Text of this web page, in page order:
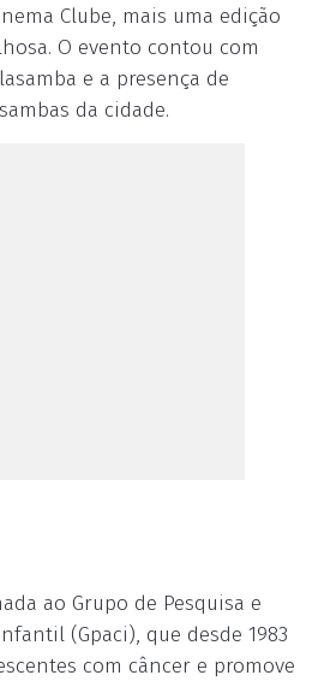
Clube, mais uma edição
O evento contou com
e a presença de
da cidade.
ao Grupo de Pesquisa e
(Gpaci), que desde 1983
com câncer e promove